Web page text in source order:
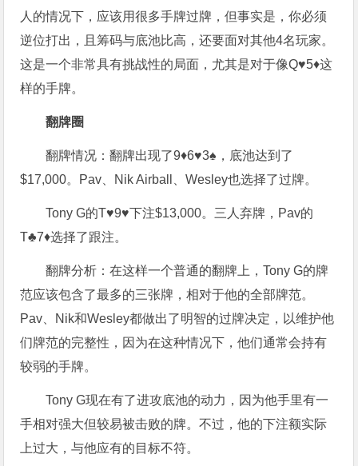
人的情况下，应该用很多手牌过牌，但事实是，你必须
逆位打出，且筹码与底池比高，还要面对其他4名玩家。
这是一个非常具有挑战性的局面，尤其是对于像Q♥5♦这
样的手牌。
翻牌圈
翻牌情况：翻牌出现了9♦6♥3♠，底池达到了
$17,000。Pav、Nik Airball、Wesley也选择了过牌。
Tony G的T♥9♥下注$13,000。三人弃牌，Pav的
T♣7♦选择了跟注。
翻牌分析：在这样一个普通的翻牌上，Tony G的牌
范应该包含了最多的三张牌，相对于他的全部牌范。
Pav、Nik和Wesley都做出了明智的过牌决定，以维护他
们牌范的完整性，因为在这种情况下，他们通常会持有
较弱的手牌。
Tony G现在有了进攻底池的动力，因为他手里有一
手相对强大但较易被击败的牌。不过，他的下注额实际
上过大，与他应有的目标不符。